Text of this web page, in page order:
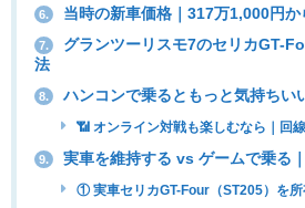
6. 当時の新車価格｜317万1,000円
7.
グランツーリスモ7のセリカGT-
法
8. ハンコンで乗るともっと気持ちい
📶 オンライン対戦も楽しむなら｜回
9. 実車を維持する vs ゲームで乗る
① 実車セリカGT-Four（ST205）を所